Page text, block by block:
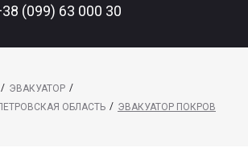
(099) 63 000 30
/ ЭВАКУАТОР /
ОБЛАСТЬ / ЭВАКУАТОР ПОКРОВ